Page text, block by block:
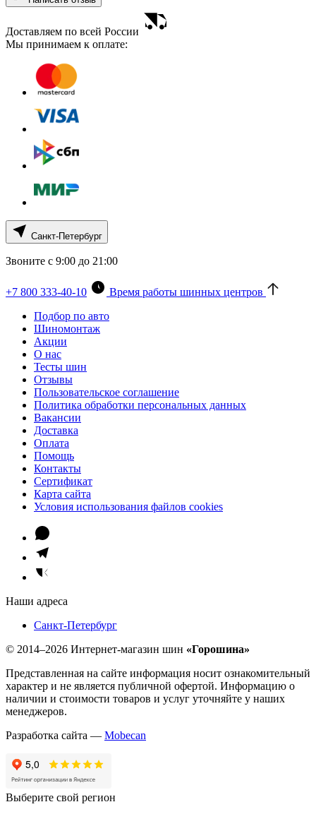
Доставляем по всей России
Мы принимаем к оплате:
Санкт-Петербург
Звоните с 9:00 до 21:00
+7 800 333-40-10
Время работы шинных центров
Подбор по авто
Шиномонтаж
Акции
О нас
Тесты шин
Отзывы
Пользовательское соглашение
Политика обработки персональных данных
Вакансии
Доставка
Оплата
Помощь
Контакты
Сертификат
Карта сайта
Условия использования файлов cookies
Наши адреса
Санкт-Петербург
© 2014–2026 Интернет-магазин шин «Горошина»
Представленная на сайте информация носит ознакомительный
характер и не является публичной офертой. Информацию о
наличии и стоимости товаров и услуг уточняйте у наших
менеджеров.
Разработка сайта — Mobecan
Выберите свой регион